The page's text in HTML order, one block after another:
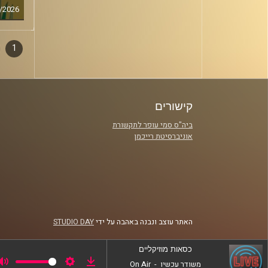
סגירה
1
קישורים
ביה"ס סמי עופר לתקשורת
אוניברסיטת רייכמן
האתר עוצב ונבנה באהבה על ידיSTUDIO DAY
כסאות מוזיקליים
משודר עכשיו -
On Air